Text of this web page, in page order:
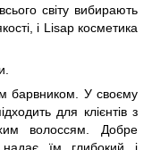
світу вибирають
і Lisap косметика
барвником. У своєму
для клієнтів з
волоссям. Добре
їм глибокий і